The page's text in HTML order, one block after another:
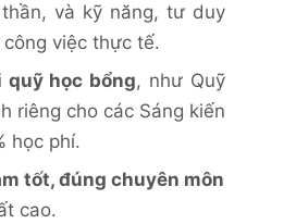
và kỹ năng, tư duy
việc thực tế.
quỹ học bổng, như Quỹ
riêng cho các Sáng kiến
học phí.
tốt, đúng chuyên môn
cao.